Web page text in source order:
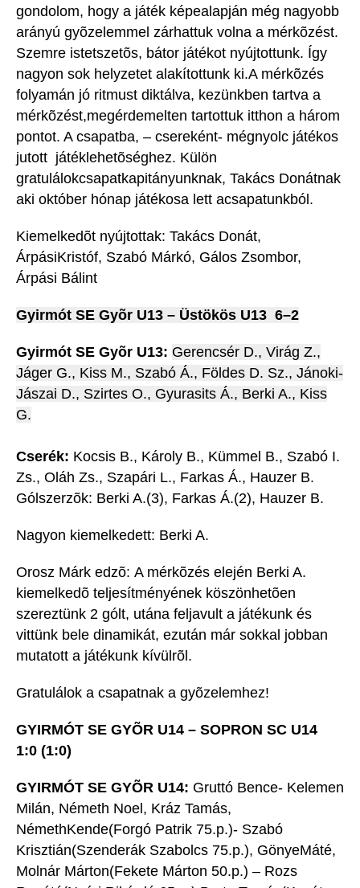
gondolom, hogy a játék képealapján még nagyobb
arányú gyõzelemmel zárhattuk volna a mérkõzést.
Szemre istetszetõs, bátor játékot nyújtottunk. Így
nagyon sok helyzetet alakítottunk ki.A mérkõzés
folyamán jó ritmust diktálva, kezünkben tartva a
mérkõzést,megérdemelten tartottuk itthon a három
pontot. A csapatba, – csereként- mégnyolc játékos
jutott játéklehetõséghez. Külön
gratulálokcsapatkapitányunknak, Takács Donátnak
aki október hónap játékosa lett acsapatunkból.
Kiemelkedõt nyújtottak: Takács Donát,
ÁrpásiKristóf, Szabó Márkó, Gálos Zsombor,
Árpási Bálint
Gyirmót SE Gyõr U13 – Üstökös U13 6–2
Gyirmót SE Gyõr U13: Gerencsér D., Virág Z.,
Jáger G., Kiss M., Szabó Á., Földes D. Sz., Jánoki-
Jászai D., Szirtes O., Gyurasits Á., Berki A., Kiss
G.
Cserék: Kocsis B., Károly B., Kümmel B., Szabó I.
Zs., Oláh Zs., Szapári L., Farkas Á., Hauzer B.
Gólszerzõk: Berki A.(3), Farkas Á.(2), Hauzer B.
Nagyon kiemelkedett: Berki A.
Orosz Márk edzõ: A mérkõzés elején Berki A.
kiemelkedõ teljesítményének köszönhetõen
szereztünk 2 gólt, utána feljavult a játékunk és
vittünk bele dinamikát, ezután már sokkal jobban
mutatott a játékunk kívülrõl.
Gratulálok a csapatnak a gyõzelemhez!
GYIRMÓT SE GYÕR U14 – SOPRON SC U14
1:0 (1:0)
GYIRMÓT SE GYÕR U14: Gruttó Bence- Kelemen
Milán, Németh Noel, Kráz Tamás,
NémethKende(Forgó Patrik 75.p.)- Szabó
Krisztián(Szenderák Szabolcs 75.p.), GönyeMáté,
Molnár Márton(Fekete Márton 50.p.) – Rozs